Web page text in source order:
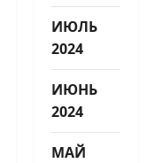
ИЮЛЬ
2024
ИЮНЬ
2024
МАЙ